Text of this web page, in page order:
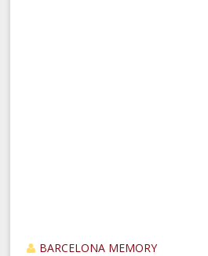
BARCELONA MEMORY